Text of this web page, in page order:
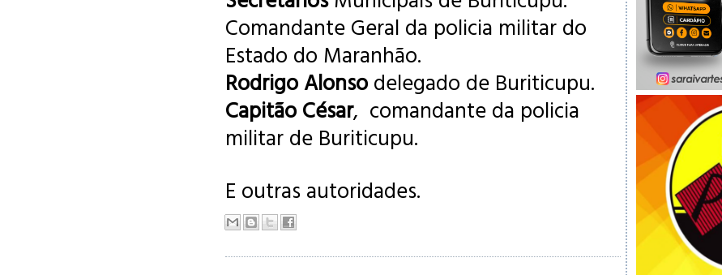
Comandante Geral da policia militar do
Estado do Maranhão.
Rodrigo Alonso delegado de Buriticupu.
Capitão César, comandante da policia
militar de Buriticupu.
E outras autoridades.